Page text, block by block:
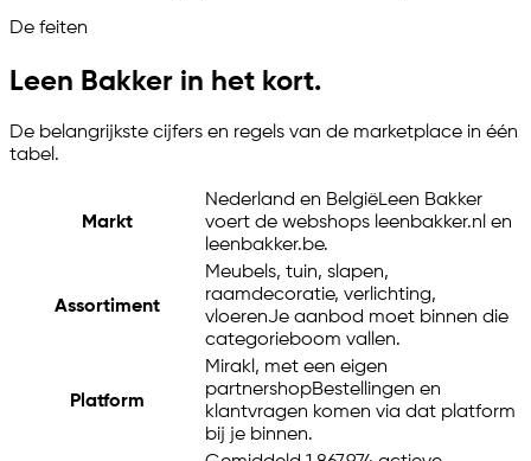
De feiten
Leen Bakker in het kort.
De belangrijkste cijfers en regels van de marketplace in één
tabel.
Markt
Nederland en BelgiëLeen Bakker
voert de webshops leenbakker.nl en
leenbakker.be.
Assortiment
Meubels, tuin, slapen,
raamdecoratie, verlichting,
vloerenJe aanbod moet binnen die
categorieboom vallen.
Platform
Mirakl, met een eigen
partnershopBestellingen en
klantvragen komen via dat platform
bij je binnen.